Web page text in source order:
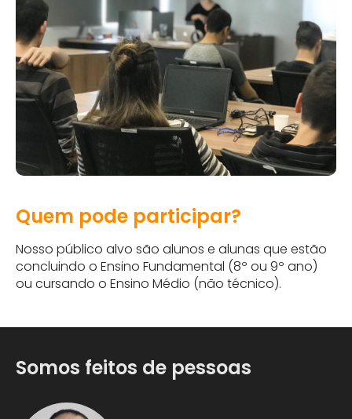
Quem pode participar?
Nosso público alvo são alunos e alunas que estão
concluindo o Ensino Fundamental (8º ou 9º ano)
ou cursando o Ensino Médio (não técnico).
Somos feitos de pessoas